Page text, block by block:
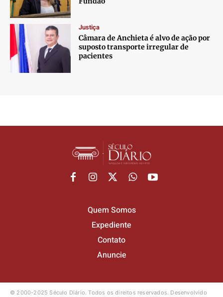
Justiça
Câmara de Anchieta é alvo de ação por
suposto transporte irregular de
pacientes
Quem Somos
Expediente
Contato
Anuncie
© 2000-2025 Século Diário.Todos os direitos reservados. Desenvolvido